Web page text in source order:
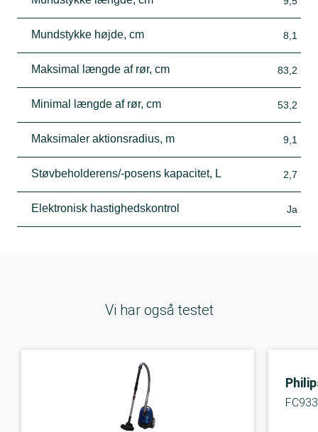
Mundstykke højde, cm 8,1
Maksimal længde af rør, cm 83,2
Minimal længde af rør, cm 53,2
Maksimaler aktionsradius, m 9,1
Støvbeholderens/-posens kapacitet, L 2,7
Elektronisk hastighedskontrol Ja
Vi har også testet